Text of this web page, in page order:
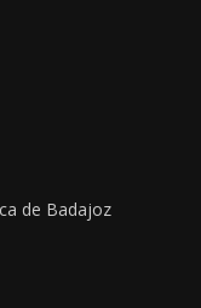
de Badajoz